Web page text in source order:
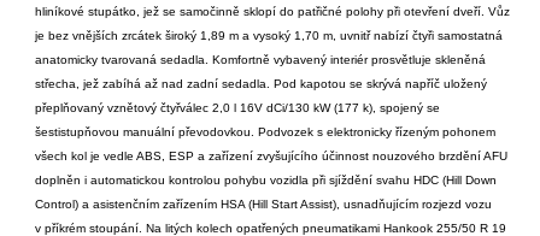
hliníkové stupátko, jež se samočinně sklopí do patřičné polohy při otevření dveří. Vůz
je bez vnějších zrcátek široký 1,89 m a vysoký 1,70 m, uvnitř nabízí čtyři samostatná
anatomicky tvarovaná sedadla. Komfortně vybavený interiér prosvětluje skleněná
střecha, jež zabíhá až nad zadní sedadla. Pod kapotou se skrývá napříč uložený
přeplňovaný vznětový čtyř­válec 2,0 l 16V dCi/130 kW (177 k), spojený se
šestistupňovou manuální převodovkou. Podvozek s elektronicky řízeným pohonem
všech kol je vedle ABS, ESP a zařízení zvyšujícího účinnost nouzového brzdění AFU
doplněn i automatickou kontrolou pohybu vozidla při sjíždění svahu HDC (Hill Down
Control) a asistenčním zařízením HSA (Hill Start Assist), usnadňujícím rozjezd vozu
v příkrém stoupání. Na litých kolech opatřených pneumatikami Hankook 255/50 R 19